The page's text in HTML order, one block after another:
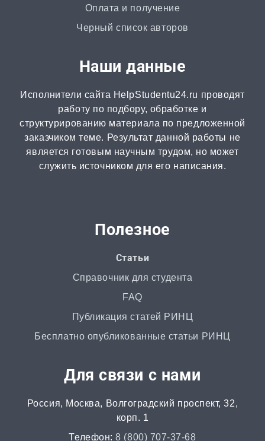
от 3 часов | от 500 ₽
от 2 часов | от 300 ₽
Рецензия
от 2 часов | от 500 ₽
Монография
2 часа | от 1000 ₽
от 3 дней | от 5000 ₽
от 1 дня | от 700 ₽
Маркетинговое исследование
от 4 часов | от 500 ₽
от 2 часов | от 500 ₽
Аннотация
Оплата и получение
Черный список авторов
Наши данные
Исполнители сайта HelpStudentu24.ru проводят
работу по подбору, обработке и
структурированию материала по предложенной
заказчиком теме. Результат данной работы не
является готовым научным трудом, но может
служить источником для его написания.
Полезное
Статьи
Справочник для студента
FAQ
Публикация статей РИНЦ
Бесплатно опубликованные статьи РИНЦ
Для связи с нами
Россия, Москва, Волгоградский проспект, 32,
корп. 1
Телефон:8 (800) 707-37-68